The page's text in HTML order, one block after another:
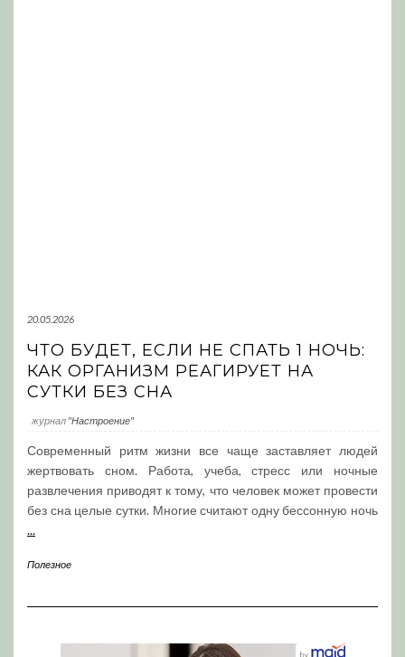
20.05.2026
ЧТО БУДЕТ, ЕСЛИ НЕ СПАТЬ 1 НОЧЬ:
КАК ОРГАНИЗМ РЕАГИРУЕТ НА
СУТКИ БЕЗ СНА
журнал "Настроение"
Современный ритм жизни все чаще заставляет людей
жертвовать сном. Работа, учеба, стресс или ночные
развлечения приводят к тому, что человек может провести
без сна целые сутки. Многие считают одну бессонную ночь
...
Полезное